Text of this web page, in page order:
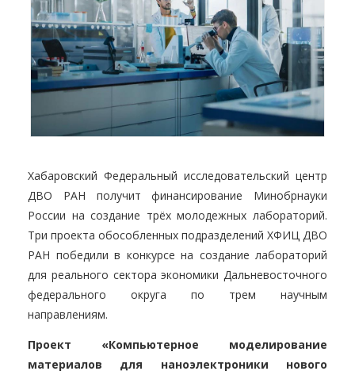
Хабаровский Федеральный исследовательский центр
ДВО РАН получит финансирование Минобрнауки
России на создание трёх молодежных лабораторий.
Три проекта обособленных подразделений ХФИЦ ДВО
РАН победили в конкурсе на создание лабораторий
для реального сектора экономики Дальневосточного
федерального округа по трем научным
направлениям.
Проект «Компьютерное моделирование
материалов для наноэлектроники нового